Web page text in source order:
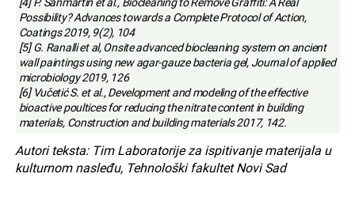
Possibility? Advances towards a Complete Protocol of Action,
Coatings 2019, 9(2), 104
[5] G. Ranalli et al, Onsite advanced biocleaning system on ancient
wall paintings using new agar-gauze bacteria gel, Journal of applied
microbiology 2019, 126
[6] Vučetić S. et al., Development and modeling of the effective
bioactive poultices for reducing the nitrate content in building
materials, Construction and building materials 2017, 142.
Autori teksta: Tim Laboratorije za ispitivanje materijala u
kulturnom nasleđu, Tehnološki fakultet Novi Sad